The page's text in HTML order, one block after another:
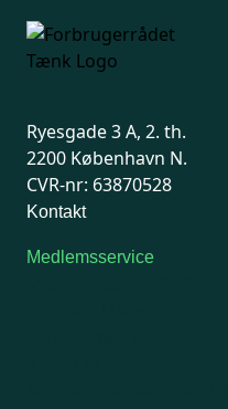
Ryesgade 3 A, 2. th.
2200 København N.
CVR-nr: 63870528
Kontakt
Medlemsservice